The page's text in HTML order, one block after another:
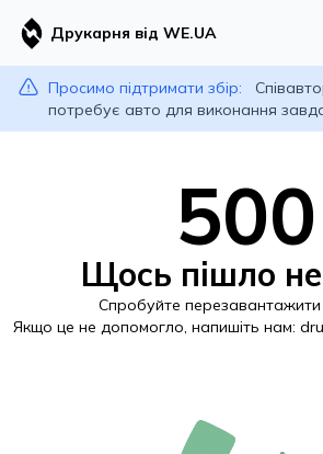
Друкарня від WE.UA
Просимо підтримати збір:
потребує авто для виконання
500
Щось пішло не
Спробуйте перезавантажити
Якщо це не допомогло, напишіть нам: